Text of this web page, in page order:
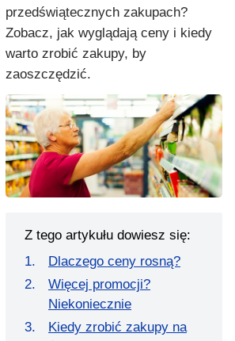
przedświątecznych zakupach?
Zobacz, jak wyglądają ceny i kiedy
warto zrobić zakupy, by
zaoszczędzić.
Z tego artykułu dowiesz się:
Dlaczego ceny rosną?
Więcej promocji?
Niekoniecznie
Kiedy zrobić zakupy na